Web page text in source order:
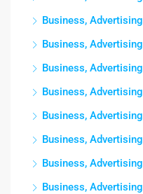
Business, Advertising
Business, Advertising
Business, Advertising
Business, Advertising
Business, Advertising
Business, Advertising
Business, Advertising
Business, Advertising